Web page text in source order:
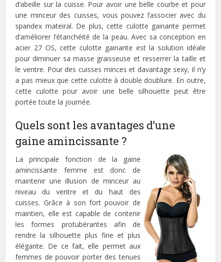
d’abeille sur la cuisse. Pour avoir une belle courbe et pour
une minceur des cuisses, vous pouvez l’associer avec du
spandex mateiral. De plus, cette culotte gainante permet
d’améliorer l’étanchéité de la peau. Avec sa conception en
acier 27 OS, cette culotte gainante est la solution idéale
pour diminuer sa masse graisseuse et resserrer la taille et
le ventre. Pour des cuisses minces et davantage sexy, il n’y
a pas mieux que cette culotte à double doublure. En outre,
cette culotte pour avoir une belle silhouette peut être
portée toute la journée.
Quels sont les avantages d’une
gaine amincissante ?
La principale fonction de la gaine
amincissante femme est donc de
maintenir une illusion de minceur au
niveau du ventre et du haut des
cuisses. Grâce à son fort pouvoir de
maintien, elle est capable de contenir
les formes protubérantes afin de
rendre la silhouette plus fine et plus
élégante. De ce fait, elle permet aux
femmes de pouvoir porter des tenues